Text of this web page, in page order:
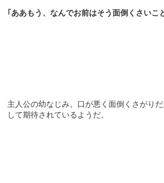
｢ああもう、なんでお前はそう面倒くさいこ
主人公の幼なじみ。口が悪く面倒くさがり
して期待されているようだ。